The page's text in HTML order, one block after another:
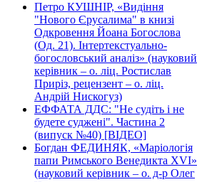
Петро КУШНІР, «Видіння
"Нового Єрусалима" в книзі
Одкровення Йоана Богослова
(Од. 21). Інтертекстуально-
богословський аналіз» (науковий
керівник – о. ліц. Ростислав
Приріз, рецензент – о. ліц.
Андрій Нискогуз)
ЕФФАТА ДДС: "Не судіть і не
будете суджені". Частина 2
(випуск №40) [ВІДЕО]
Богдан ФЕДИНЯК, «Маріологія
папи Римського Венедикта XVI»
(науковий керівник – о. д-р Олег